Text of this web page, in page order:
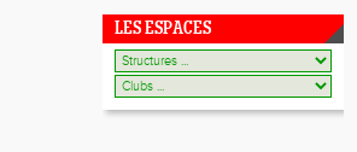
LES ESPACES